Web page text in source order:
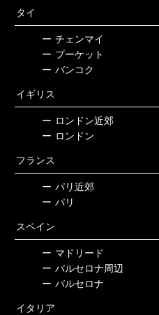
タイ
ー チェンマイ
ー プーケット
ー バンコク
イギリス
ー ロンドン近郊
ー ロンドン
フランス
ー パリ近郊
ー パリ
スペイン
ー マドリード
ー バルセロナ周辺
ー バルセロナ
イタリア